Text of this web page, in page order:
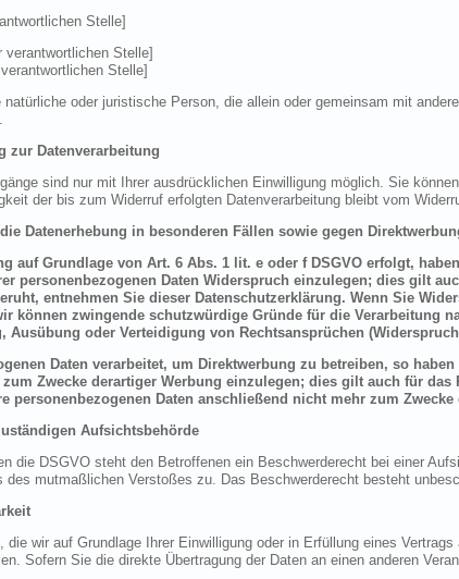
Stelle]
verantwortlichen Stelle]
Stelle]
oder juristische Person, die allein oder gemeinsam mit
zur Datenverarbeitung
sind nur mit Ihrer ausdrücklichen Einwilligung möglich. Sie
der bis zum Widerruf erfolgten Datenverarbeitung bleibt vom
Datenerhebung in besonderen Fällen sowie gegen
auf Grundlage von Art. 6 Abs. 1 lit. e oder f DSGVO erfolgt,
personenbezogenen Daten Widerspruch einzulegen; dies gilt
entnehmen Sie dieser Datenschutzerklärung. Wenn Sie
können zwingende schutzwürdige Gründe für die Verarbeitung
Ausübung oder Verteidigung von Rechtsansprüchen
Daten verarbeitet, um Direktwerbung zu betreiben, so
zum Zwecke derartiger Werbung einzulegen; dies gilt auch für
personenbezogenen Daten anschließend nicht mehr zum
Aufsichtsbehörde
die DSGVO steht den Betroffenen ein Beschwerderecht bei einer
mutmaßlichen Verstoßes zu. Das Beschwerderecht besteht
die wir auf Grundlage Ihrer Einwilligung oder in Erfüllung eines
Sofern Sie die direkte Übertragung der Daten an einen anderen